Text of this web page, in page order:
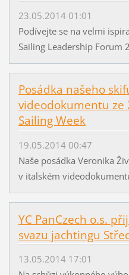
23.05.2014 01:01
Podívejte se na velmi
Sailing Leadership Forum
Posádka našeho
videodokumentu ze
Sailing Week
19.05.2014 00:47
Naše posádka Veronika
v italském
YC PanCzech o.s.
svazu jachtingu
13.05.2014 17:01